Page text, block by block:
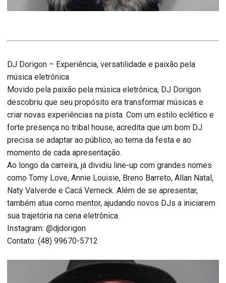
DJ Dorigon – Experiência, versatilidade e paixão pela
música eletrônica
Movido pela paixão pela música eletrônica, DJ Dorigon
descobriu que seu propósito era transformar músicas e
criar novas experiências na pista. Com um estilo eclético e
forte presença no tribal house, acredita que um bom DJ
precisa se adaptar ao público, ao tema da festa e ao
momento de cada apresentação.
Ao longo da carreira, já dividiu line-up com grandes nomes
como Tomy Love, Annie Louisie, Breno Barreto, Allan Natal,
Naty Valverde e Cacá Verneck. Além de se apresentar,
também atua como mentor, ajudando novos DJs a iniciarem
sua trajetória na cena eletrônica.
Instagram: @djdorigon
Contato: (48) 99670-5712